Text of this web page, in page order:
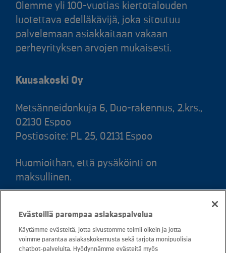
Olemme yli 100-vuotias kiertotalouden
luotettava edelläkävijä, joka sitoutuu
palvelemaan asiakkaitaan vakaan
perheyrityksen arvojen mukaisesti.
Kuusakoski Oy
Metsänneidonkuja 6, Duo-rakennus, 2.krs.,
02130 Espoo
Postiosoite: PL 25, 02131 Espoo
Huomioithan, että pysäköinti on
maksullinen.
snt/puhelu + 16,69 snt/min)
Asiakaspalvelu: 0800 30880
Evästeillä parempaa asiakaspalvelua
Käytämme evästeitä, jotta sivustomme toimii oikein ja jotta
voimme parantaa asiakaskokemusta sekä tarjota monipuolisia
chatbot-palveluita. Hyödynnämme evästeitä myös